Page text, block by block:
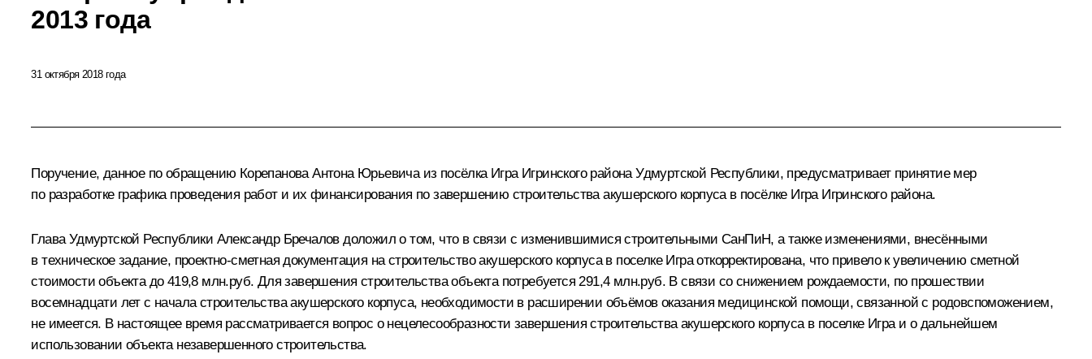
2013 года
31 октября 2018 года
Поручение, данное по обращению Корепанова Антона Юрьевича из посёлка Игра Игринского района Удмуртской Республики, предусматривает принятие мер
по разработке графика проведения работ и их финансирования по завершению строительства акушерского корпуса в посёлке Игра Игринского района.
Глава Удмуртской Республики Александр Бречалов доложил о том, что в связи с изменившимися строительными СанПиН, а также изменениями, внесёнными
в техническое задание, проектно-сметная документация на строительство акушерского корпуса в поселке Игра откорректирована, что привело к увеличению сметной
стоимости объекта до 419,8 млн.руб. Для завершения строительства объекта потребуется 291,4 млн.руб. В связи со снижением рождаемости, по прошествии
восемнадцати лет с начала строительства акушерского корпуса, необходимости в расширении объёмов оказания медицинской помощи, связанной с родовспоможением,
не имеется. В настоящее время рассматривается вопрос о нецелесообразности завершения строительства акушерского корпуса в поселке Игра и о дальнейшем
использовании объекта незавершенного строительства.